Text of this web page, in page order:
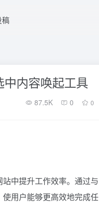
稿
内容唤起工具
87.5K 0 0
中提升工作效率。通过与
用户能够更高效地完成任